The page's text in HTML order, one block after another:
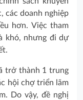
các doanh nghiệp
hơn. Việc tham
khó, nhưng đi dự
trở thành 1 trung
hội chợ triển lãm
Do vậy, đề nghị